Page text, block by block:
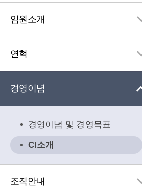
임원소개
연혁
경영이념
경영이념 및 경영목표
CI소개
조직안내